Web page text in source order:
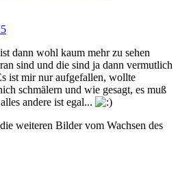
dann wohl kaum mehr zu sehen
sind und die sind ja dann vermutlich
ist mir nur aufgefallen, wollte
schmälern und wie gesagt, es muß
andere ist egal...
weiteren Bilder vom Wachsen des